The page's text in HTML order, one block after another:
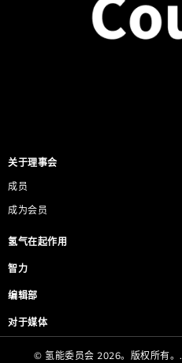
关于理事会
成员
成为会员
氢气在起作用
智力
编辑部
对于媒体
© 氢能委员会 2026。版权所有。.